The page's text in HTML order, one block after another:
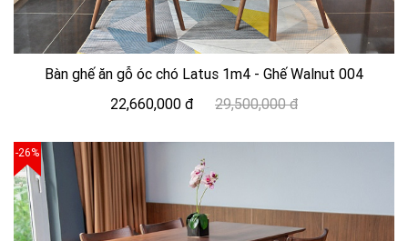
Bàn ghế ăn gỗ óc chó Latus 1m4 - Ghế Walnut 004
22,660,000 đ
29,500,000 đ
-26%